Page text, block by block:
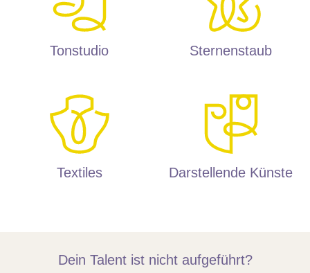
Tonstudio Sternenstaub
Textiles Darstellende Künste
Dein Talent ist nicht aufgeführt?